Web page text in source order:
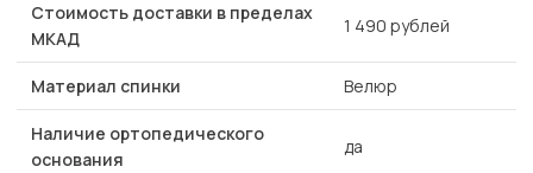
Стоимость доставки в пределах
МКАД
1 490 рублей
Материал спинки Велюр
Наличие ортопедического
основания
да